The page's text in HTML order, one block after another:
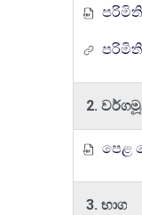
පරිමිතිය -
2.
පෙළ
3. භාග